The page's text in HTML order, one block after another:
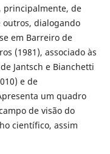
principalmente, de
outros, dialogando
em Barreiro de
(1981), associado às
Jantsch e Bianchetti
e de
um quadro
de visão do
científico, assim